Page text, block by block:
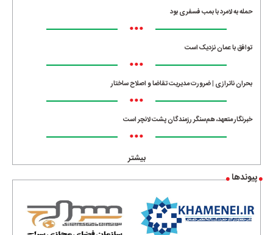
حمله به لامرد با بمب فسفری بود
•••
توافق با عمان نزدیک است
•••
بحران ناترازی | ضرورت مدیریت تقاضا و اصلاح ساختار
•••
خبرنگار متعهد، هم‌سنگر رزمندگان پشت لانچر است
•••
بیشتر
پیوندها